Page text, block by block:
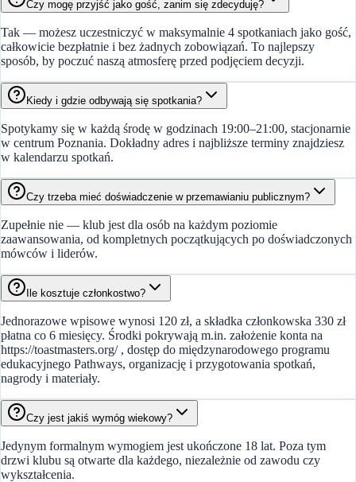
Czy mogę przyjść jako gość, zanim się zdecyduję?
Tak — możesz uczestniczyć w maksymalnie 4 spotkaniach jako gość,
całkowicie bezpłatnie i bez żadnych zobowiązań. To najlepszy
sposób, by poczuć naszą atmosferę przed podjęciem decyzji.
Kiedy i gdzie odbywają się spotkania?
Spotykamy się w każdą środę w godzinach 19:00–21:00, stacjonarnie
w centrum Poznania. Dokładny adres i najbliższe terminy znajdziesz
w kalendarzu spotkań.
Czy trzeba mieć doświadczenie w przemawianiu publicznym?
Zupełnie nie — klub jest dla osób na każdym poziomie
zaawansowania, od kompletnych początkujących po doświadczonych
mówców i liderów.
Ile kosztuje członkostwo?
Jednorazowe wpisowe wynosi 120 zł, a składka członkowska 330 zł
płatna co 6 miesięcy. Środki pokrywają m.in. założenie konta na
https://toastmasters.org/ , dostęp do międzynarodowego programu
edukacyjnego Pathways, organizację i przygotowania spotkań,
nagrody i materiały.
Czy jest jakiś wymóg wiekowy?
Jedynym formalnym wymogiem jest ukończone 18 lat. Poza tym
drzwi klubu są otwarte dla każdego, niezależnie od zawodu czy
wykształcenia.